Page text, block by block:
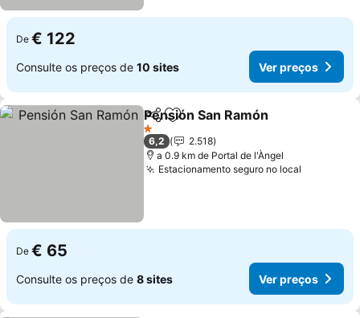
De € 122
Consulte os preços de 10 sites Ver preços
PartilharAdicionar aos favoritos
Pensión San Ramón
1 Estrelas
6,2
2.518
a 0.9 km de Portal de l'Àngel
Estacionamento seguro no local
De € 65
Consulte os preços de 8 sites Ver preços